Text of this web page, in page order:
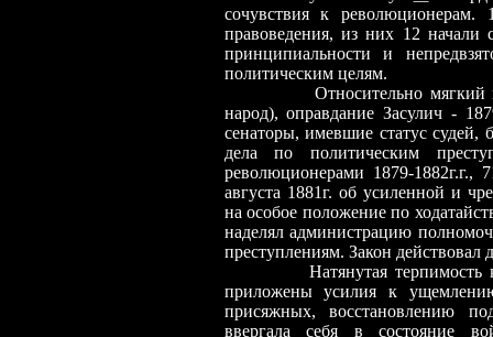
сочувствия к
правоведения, из них 12
принципиальности и
политическим целям.
Относительно
народ), оправдание Засулич -
сенаторы, имевшие статус
дела по политическим
революционерами 1879-
августа 1881г. об усиленной и
на особое положение по
наделял администрацию
преступлениям. Закон
Натянутая
приложены усилия к
присяжных, восстановлению
ввергала себя в состояние